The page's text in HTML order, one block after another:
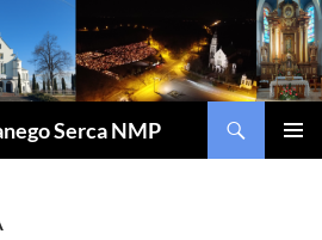
Serca NMP